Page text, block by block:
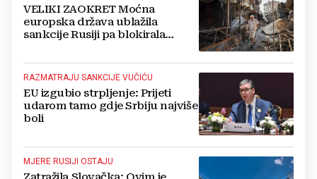
VELIKI ZAOKRET Moćna
europska država ublažila
sankcije Rusiji pa blokirala
RAZMATRAJU SANKCIJE VUČIĆU
EU izgubio strpljenje: Prijeti
udarom tamo gdje Srbiju najviše
boli
MJERE RUSIJI OSTAJU